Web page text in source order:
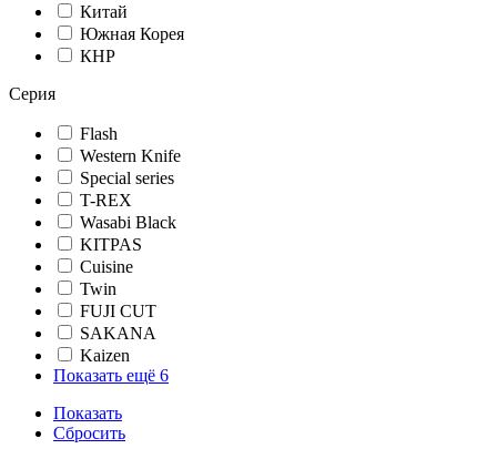
Китай
Южная Корея
КНР
Серия
Flash
Western Knife
Special series
T-REX
Wasabi Black
KITPAS
Cuisine
Twin
FUJI CUT
SAKANA
Kaizen
Показать ещё 6
Показать
Сбросить